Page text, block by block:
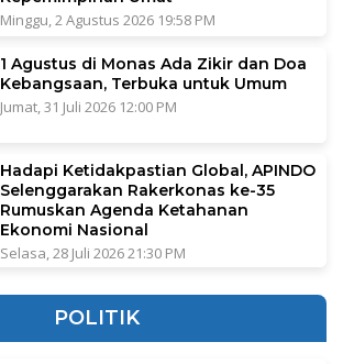
Minggu, 2 Agustus 2026 19:58 PM
1 Agustus di Monas Ada Zikir dan Doa
Kebangsaan, Terbuka untuk Umum
Jumat, 31 Juli 2026 12:00 PM
Hadapi Ketidakpastian Global, APINDO
Selenggarakan Rakerkonas ke-35
Rumuskan Agenda Ketahanan
Ekonomi Nasional
Selasa, 28 Juli 2026 21:30 PM
POLITIK